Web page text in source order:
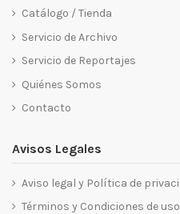
Catálogo / Tienda
Servicio de Archivo
Servicio de Reportajes
Quiénes Somos
Contacto
Avisos Legales
Aviso legal y Política de
Términos y Condiciones de uso